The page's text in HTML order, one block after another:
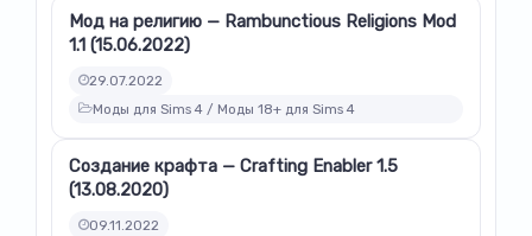
Мод на религию — Rambunctious Religions Mod
1.1 (15.06.2022)
29.07.2022
Моды для Sims 4 / Моды 18+ для Sims 4
Создание крафта — Crafting Enabler 1.5
(13.08.2020)
09.11.2022